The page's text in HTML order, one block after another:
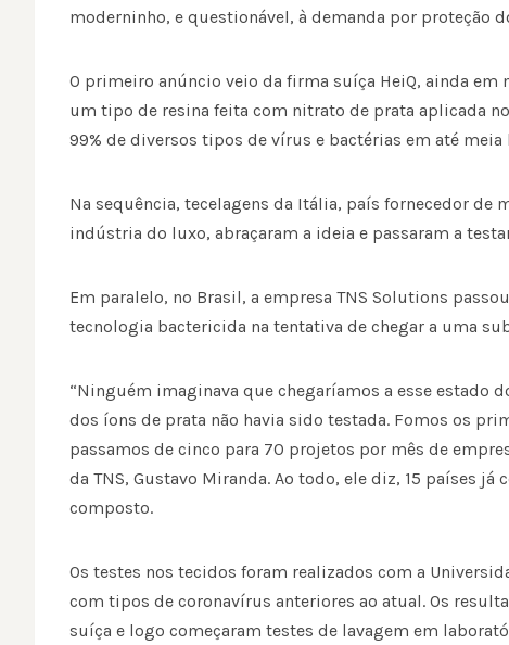
moderninho, e questionável, à demanda por proteção
O primeiro anúncio veio da firma suíça HeiQ, ainda
um tipo de resina feita com nitrato de prata aplicada
99% de diversos tipos de vírus e bactérias em até meia
Na sequência, tecelagens da Itália, país fornecedor de
indústria do luxo, abraçaram a ideia e passaram a
Em paralelo, no Brasil, a empresa TNS Solutions
tecnologia bactericida na tentativa de chegar a uma
“Ninguém imaginava que chegaríamos a esse estado
dos íons de prata não havia sido testada. Fomos os
passamos de cinco para 70 projetos por mês de
da TNS, Gustavo Miranda. Ao todo, ele diz, 15 países
composto.
Os testes nos tecidos foram realizados com a
com tipos de coronavírus anteriores ao atual. Os
suíça e logo começaram testes de lavagem em